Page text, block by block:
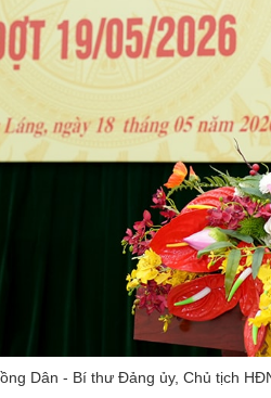
Dân - Bí thư Đảng ủy, Chủ tịch